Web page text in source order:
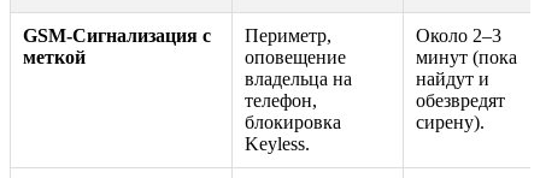
GSM-Сигнализация с
меткой
Периметр,
оповещение
владельца на
телефон,
блокировка
Keyless.
Около 2–3
минут (пока
найдут и
обезвредят
сирену).